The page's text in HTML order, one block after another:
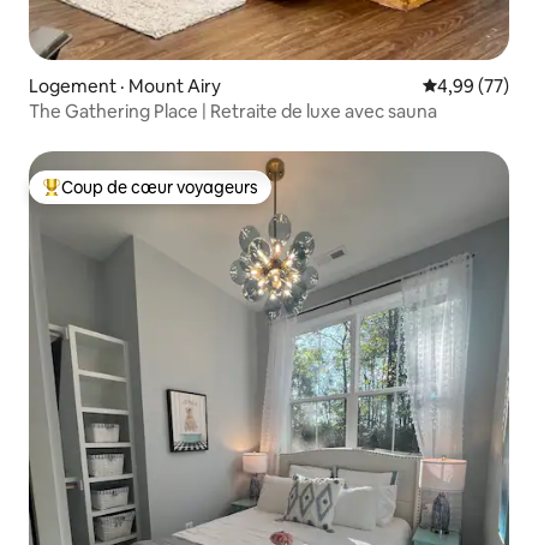
Logement · Mount Airy Note
4,99 (77)
The Gathering Place | Retraite de luxe avec sauna
Coup de cœur voyageurs parmi les plus aimés
Coup de cœur voyageurs